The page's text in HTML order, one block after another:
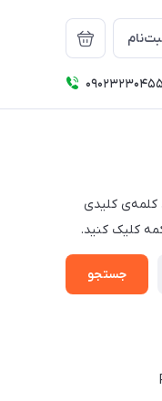
کلیدی
کلیک کنید.
جستجو